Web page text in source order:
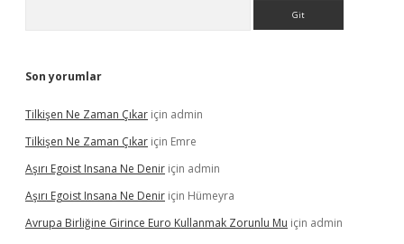
Son yorumlar
Tilkişen Ne Zaman Çıkar için admin
Tilkişen Ne Zaman Çıkar için Emre
Aşırı Egoist Insana Ne Denir için admin
Aşırı Egoist Insana Ne Denir için Hümeyra
Avrupa Birliğine Girince Euro Kullanmak Zorunlu Mu için admin